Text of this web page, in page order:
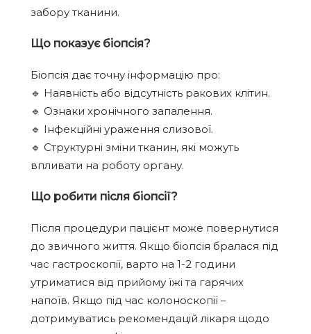
забору тканини.
Що показує біопсія?
Біопсія дає точну інформацію про:
🔹 Наявність або відсутність ракових клітин.
🔹 Ознаки хронічного запалення.
🔹 Інфекційні ураження слизової.
🔹 Структурні зміни тканин, які можуть
впливати на роботу органу.
Що робити після біопсії?
Після процедури пацієнт може повернутися
до звичного життя. Якщо біопсія бралася під
час гастроскопії, варто на 1-2 години
утриматися від прийому їжі та гарячих
напоїв. Якщо під час колоноскопії –
дотримуватись рекомендацій лікаря щодо